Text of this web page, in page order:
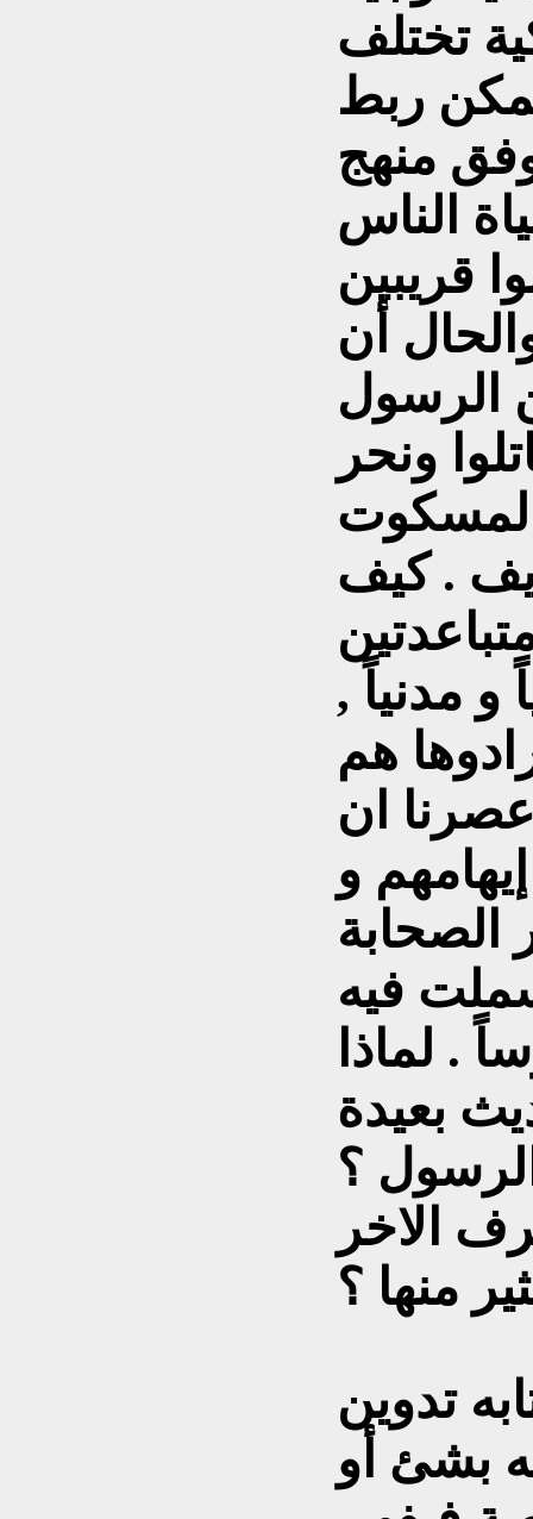
تختلف
ربط
منهج
الناس
قريبين
أن
الرسول
ونحر
. كيف
و مدنياً ,
هم
ان
و
الصحابة
فيه
. لماذا
بعيدة
؟
الاخر
منها ؟
تدوين
بشئ أو